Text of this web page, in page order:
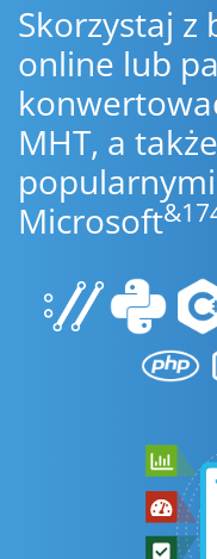
Skorzystaj z
online lub
MHT, a
Microsoft